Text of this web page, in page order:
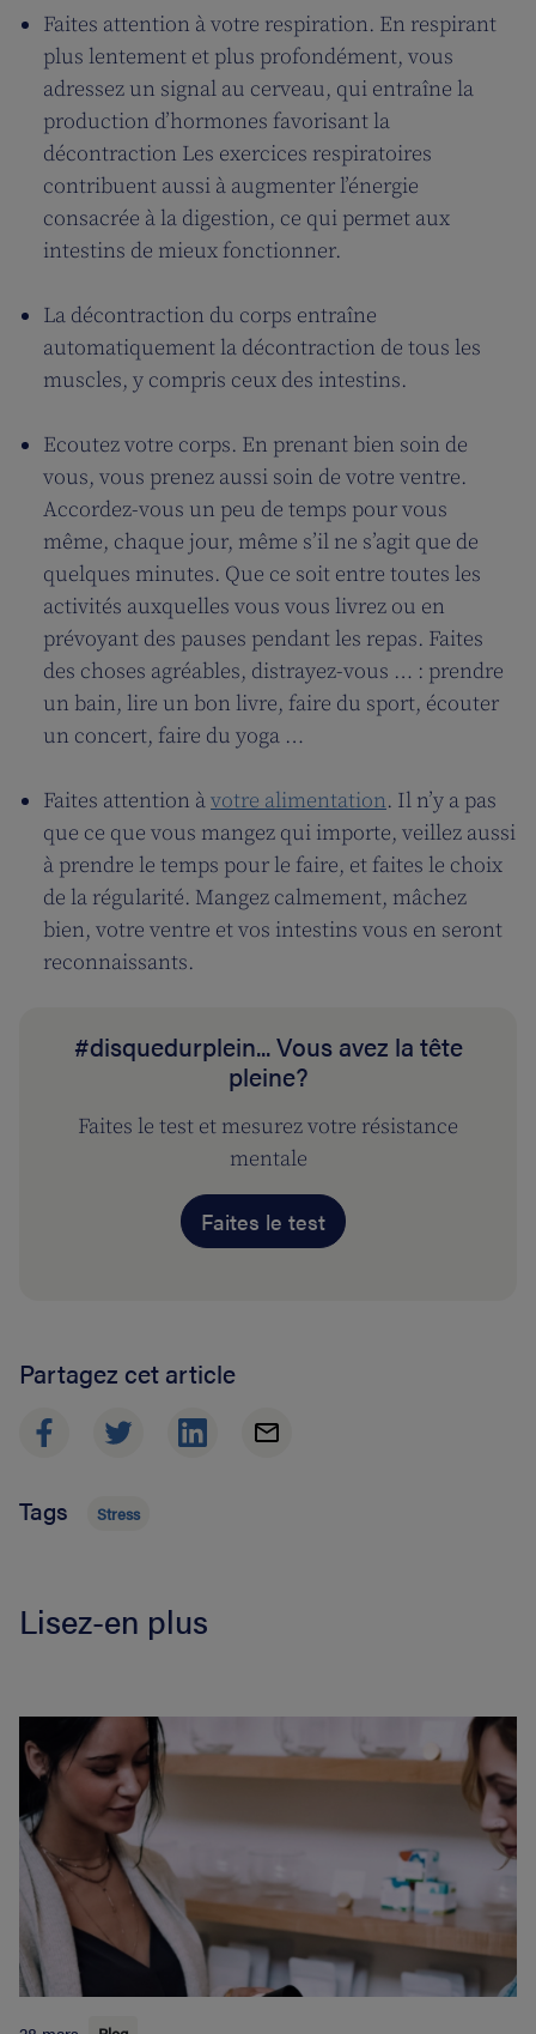
Faites attention à votre respiration. En respirant
plus lentement et plus profondément, vous
adressez un signal au cerveau, qui entraîne la
production d’hormones favorisant la
décontraction Les exercices respiratoires
contribuent aussi à augmenter l’énergie
consacrée à la digestion, ce qui permet aux
intestins de mieux fonctionner.
La décontraction du corps entraîne
automatiquement la décontraction de tous les
muscles, y compris ceux des intestins.
Ecoutez votre corps. En prenant bien soin de
vous, vous prenez aussi soin de votre ventre.
Accordez-vous un peu de temps pour vous
même, chaque jour, même s’il ne s’agit que de
quelques minutes. Que ce soit entre toutes les
activités auxquelles vous vous livrez ou en
prévoyant des pauses pendant les repas. Faites
des choses agréables, distrayez-vous … : prendre
un bain, lire un bon livre, faire du sport, écouter
un concert, faire du yoga …
Faites attention àvotre alimentation. Il n’y a pas
que ce que vous mangez qui importe, veillez aussi
à prendre le temps pour le faire, et faites le choix
de la régularité. Mangez calmement, mâchez
bien, votre ventre et vos intestins vous en seront
reconnaissants.
#disquedurplein... Vous avez la tête
pleine?
Faites le test et mesurez votre résistance
mentale
Faites le test
Partagez cet article
Tags Stress
Lisez-en plus